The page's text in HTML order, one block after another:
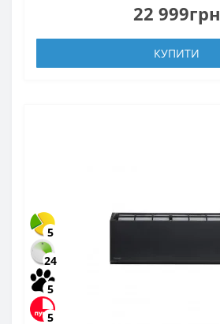
22 999грн
КУПИТИ
5
24
5
5